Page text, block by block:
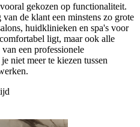
gekozen op functionaliteit.
de klant een minstens zo grote
huidklinieken en spa's voor
ligt, maar ook alle
een professionele
niet meer te kiezen tussen